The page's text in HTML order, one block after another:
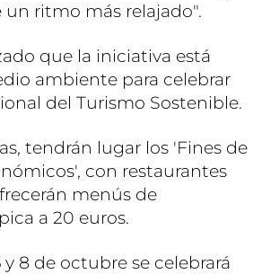
un ritmo más relajado".
que la iniciativa está
ambiente para celebrar
del Turismo Sostenible.
tendrán lugar los 'Fines de
con restaurantes
menús de
a 20 euros.
y 8 de octubre se celebrará